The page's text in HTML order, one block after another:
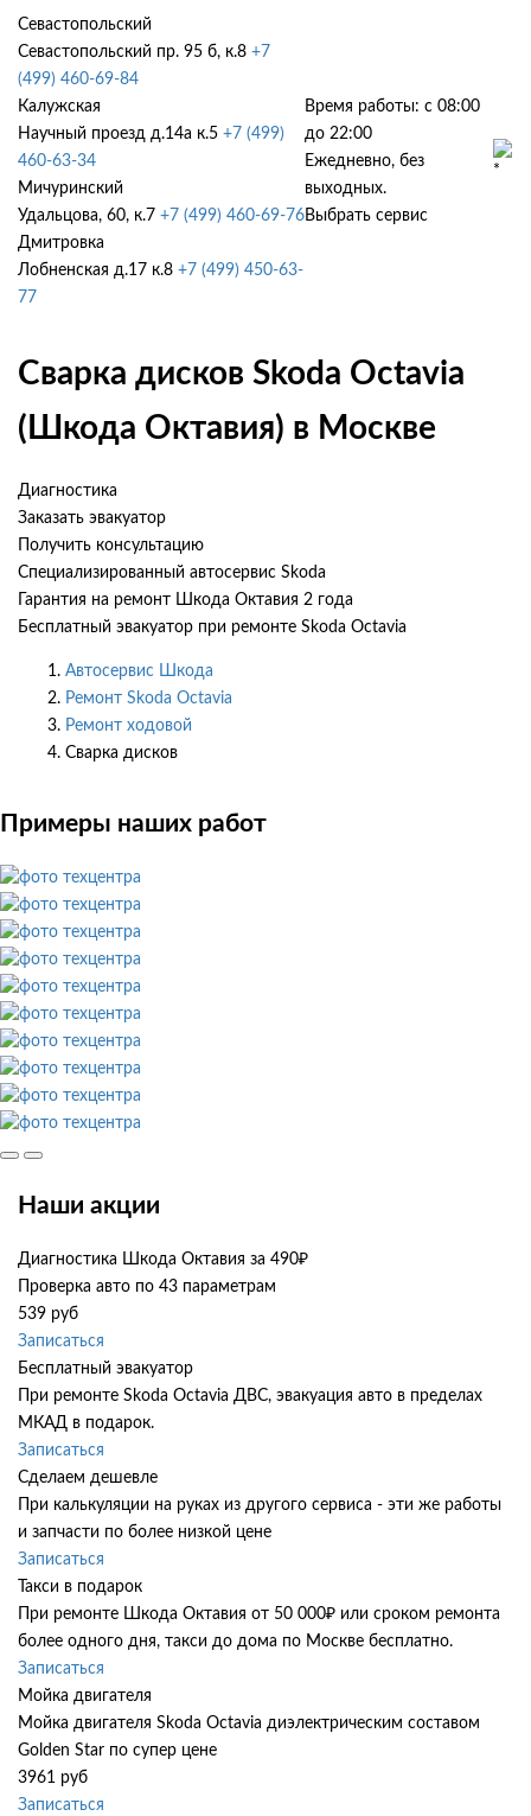
Севастопольский
Севастопольский пр. 95 б, к.8 +7
(499) 460-69-84
Калужская
Научный проезд д.14а к.5 +7 (499)
460-63-34
Мичуринский
Удальцова, 60, к.7 +7 (499) 460-69-76
Дмитровка
Лобненская д.17 к.8 +7 (499) 450-63-
77
Время работы: с 08:00
до 22:00
Ежедневно, без
выходных.
Выбрать сервис
Сварка дисков Skoda Octavia
(Шкода Октавия) в Москве
Диагностика
Заказать эвакуатор
Получить консультацию
Специализированный автосервис Skoda
Гарантия на ремонт Шкода Октавия 2 года
Бесплатный эвакуатор при ремонте Skoda Octavia
Автосервис Шкода
Ремонт Skoda Octavia
Ремонт ходовой
Сварка дисков
Примеры наших работ
Наши акции
Диагностика Шкода Октавия за 490₽
Проверка авто по 43 параметрам
539 руб
Записаться
Бесплатный эвакуатор
При ремонте Skoda Octavia ДВС, эвакуация авто в пределах
МКАД в подарок.
Записаться
Сделаем дешевле
При калькуляции на руках из другого сервиса - эти же работы
и запчасти по более низкой цене
Записаться
Такси в подарок
При ремонте Шкода Октавия от 50 000₽ или сроком ремонта
более одного дня, такси до дома по Москве бесплатно.
Записаться
Мойка двигателя
Мойка двигателя Skoda Octavia диэлектрическим составом
Golden Star по супер цене
3961 руб
Записаться